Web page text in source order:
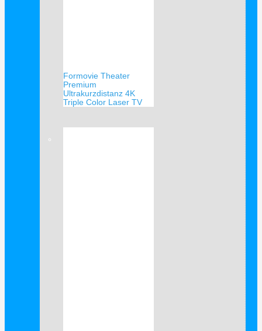
Formovie Theater
Premium
Ultrakurzdistanz 4K
Triple Color Laser TV